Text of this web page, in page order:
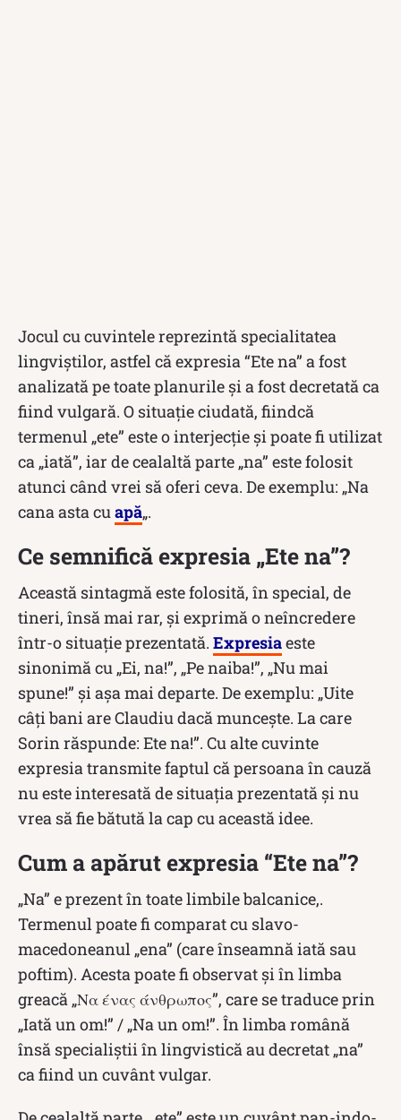
Jocul cu cuvintele reprezintă specialitatea
lingviștilor, astfel că expresia “Ete na” a fost
analizată pe toate planurile și a fost decretată ca
fiind vulgară. O situație ciudată, fiindcă
termenul „ete” este o interjecție și poate fi utilizat
ca „iată”, iar de cealaltă parte „na” este folosit
atunci când vrei să oferi ceva. De exemplu: „Na
cana asta cu apă„.
Ce semnifică expresia „Ete na”?
Această sintagmă este folosită, în special, de
tineri, însă mai rar, și exprimă o neîncredere
într-o situație prezentată. Expresiaeste
sinonimă cu „Ei, na!”, „Pe naiba!”, „Nu mai
spune!” și așa mai departe. De exemplu: „Uite
câți bani are Claudiu dacă muncește. La care
Sorin răspunde: Ete na!”. Cu alte cuvinte
expresia transmite faptul că persoana în cauză
nu este interesată de situația prezentată și nu
vrea să fie bătută la cap cu această idee.
Cum a apărut expresia “Ete na”?
„Na” e prezent în toate limbile balcanice,.
Termenul poate fi comparat cu slavo-
macedoneanul „ena” (care înseamnă iată sau
poftim). Acesta poate fi observat și în limba
greacă „Να ένας άνθρωπος”, care se traduce prin
„Iată un om!” / „Na un om!”. În limba română
însă specialiștii în lingvistică au decretat „na”
ca fiind un cuvânt vulgar.